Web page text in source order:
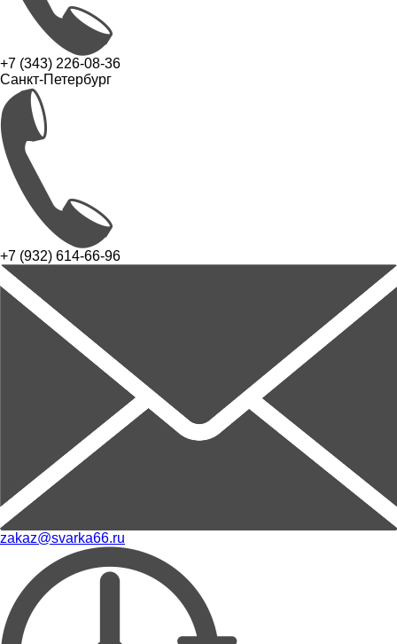
+7 (343) 226-08-36
Санкт-Петербург
+7 (932) 614-66-96
zakaz@svarka66.ru